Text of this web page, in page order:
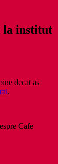
la institut
decat as
.
Cafe